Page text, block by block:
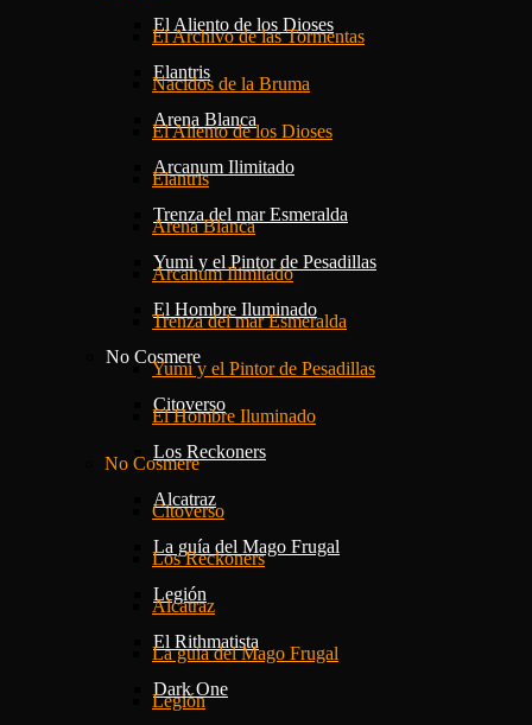
El Aliento de los Dioses
Elantris
Arena Blanca
Arcanum Ilimitado
Trenza del mar Esmeralda
Yumi y el Pintor de Pesadillas
El Hombre Iluminado
No Cosmere
Citoverso
Los Reckoners
Alcatraz
La guía del Mago Frugal
Legión
El Rithmatista
Dark One
El Archivo de las Tormentas
Nacidos de la Bruma
El Aliento de los Dioses
Elantris
Arena Blanca
Arcanum Ilimitado
Trenza del mar Esmeralda
Yumi y el Pintor de Pesadillas
El Hombre Iluminado
No Cosmere
Citoverso
Los Reckoners
Alcatraz
La guía del Mago Frugal
Legión